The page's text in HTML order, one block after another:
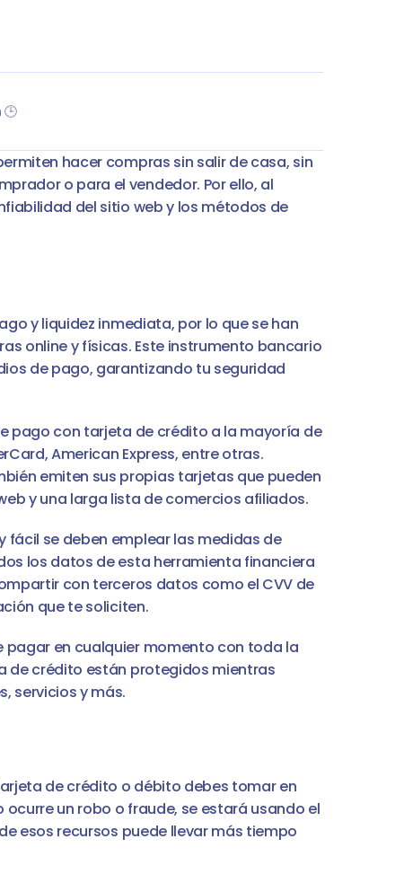
🕒
hacer compras sin salir de casa, sin
o para el vendedor. Por ello, al
del sitio web y los métodos de
y liquidez inmediata, por lo que se han
online y físicas. Este instrumento bancario
de pago, garantizando tu seguridad
pago con tarjeta de crédito a la mayoría de
American Express, entre otras.
emiten sus propias tarjetas que pueden
y una larga lista de comercios afiliados.
se deben emplear las medidas de
los datos de esta herramienta financiera
con terceros datos como el CVV de
que te soliciten.
pagar en cualquier momento con toda la
de crédito están protegidos mientras
servicios y más.
de crédito o débito debes tomar en
un robo o fraude, se estará usando el
esos recursos puede llevar más tiempo